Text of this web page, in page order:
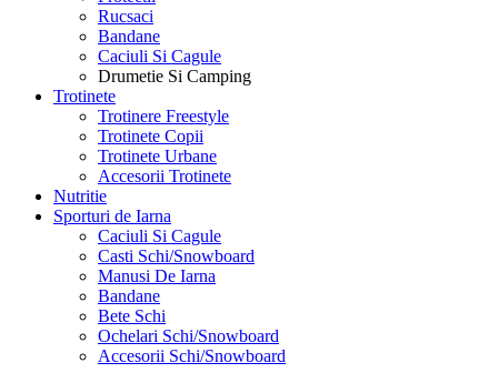
Rucsaci
Bandane
Caciuli Si Cagule
Drumetie Si Camping
Trotinete
Trotinere Freestyle
Trotinete Copii
Trotinete Urbane
Accesorii Trotinete
Nutritie
Sporturi de Iarna
Caciuli Si Cagule
Casti Schi/Snowboard
Manusi De Iarna
Bandane
Bete Schi
Ochelari Schi/Snowboard
Accesorii Schi/Snowboard